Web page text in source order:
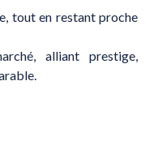
tout en restant proche
alliant prestige,